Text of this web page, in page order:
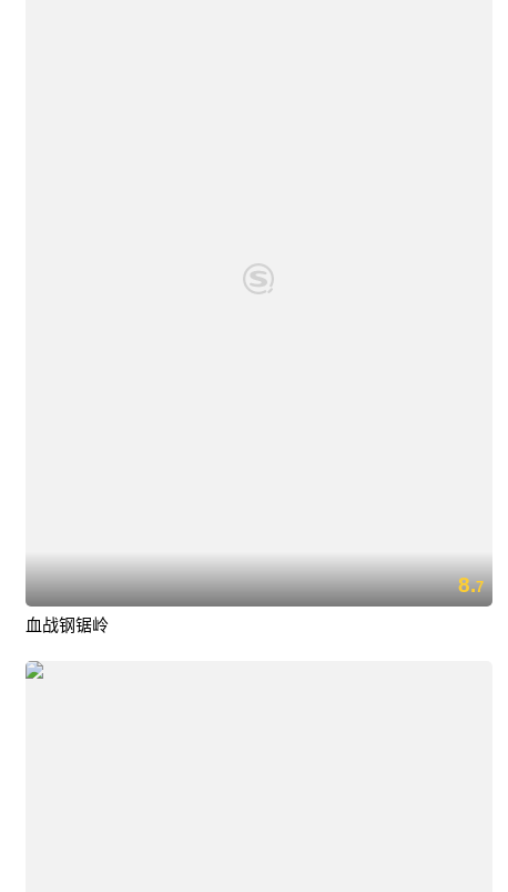
8.7
血战钢锯岭